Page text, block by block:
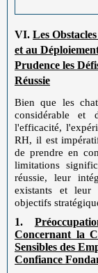
VI. Les
et au
Prudence les
Réussie
Bien que les
considérable et
l'efficacité,
RH, il est
de prendre en
limitations
réussie, leur
existants et leur
objectifs
1.
Concernant la
Sensibles des
Confiance